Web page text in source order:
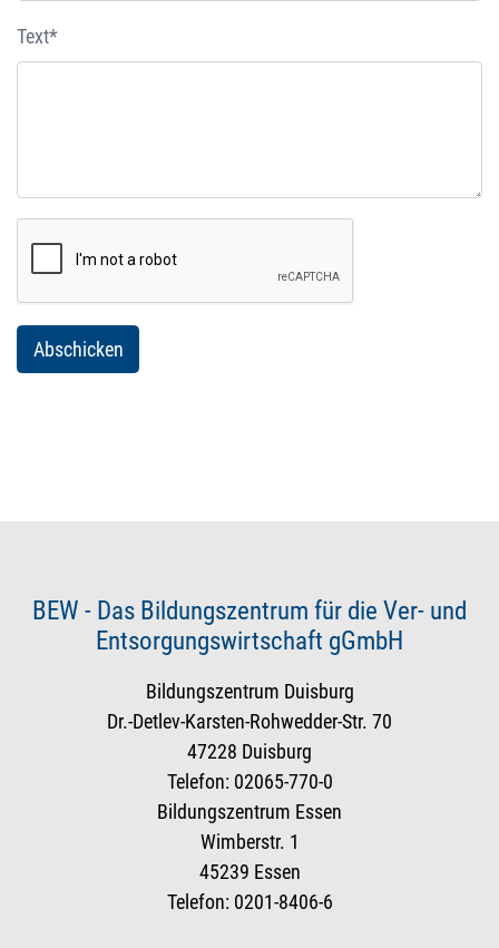
Text*
BEW - Das Bildungszentrum für die Ver- und
Entsorgungswirtschaft gGmbH
Bildungszentrum Duisburg
Dr.-Detlev-Karsten-Rohwedder-Str. 70
47228 Duisburg
Telefon: 02065-770-0
Bildungszentrum Essen
Wimberstr. 1
45239 Essen
Telefon: 0201-8406-6